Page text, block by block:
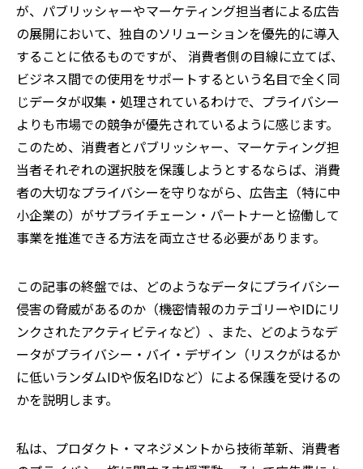
が、パブリッシャーやマーケティング担当者による広告
の展開において、独自のソリューションを優先的に導入
することに依るものですが、 消費者側の目線に立てば、
ビジネス間での使用をサポートするという名目で全く同
じデータが収集・処理されているわけで、プライバシー
よりも市場での競争が優先されているように感じます。
このため、消費者とパブリッシャー、マーケティング担
当者それぞれの選択肢を保護しようとするならば、消費
者の大切なプライバシーを守りながら、広告主（特に中
小企業の）がサプライチェーン・パートナーと協働して
事業を推進できる方法を両立させる必要があります。
この記事の終盤では、どのようなデータにプライバシー
侵害の脅威があるのか（機密情報のカテゴリーやIDにリ
ンクされたアクティビティなど）、また、どのようなデ
ータがプライバシー・バイ・デザイン（リスクがはるか
に低いランダムIDや仮名IDなど）による保護を受けるの
かを説明します。
私は、プロダクト・マネジメントから技術革新、消費者